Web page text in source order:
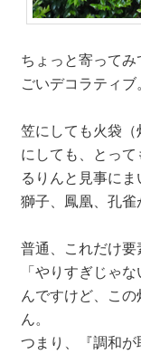
ちょっと寄って
ごいデコラティブ。
笠にしても火袋
にしても、とっ
るりんと見事にま
獅子、鳳凰、孔雀
普通、これだけ
「やりすぎじゃ
んですけど、こ
ん。
つまり、『調和